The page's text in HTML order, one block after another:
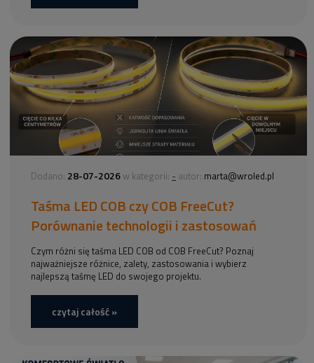
Dodano: 28-07-2026 w kategorii: - autor: marta@wroled.pl
Taśma LED COB czy COB FreeCut?
Porównanie technologii i zastosowań
Czym różni się taśma LED COB od COB FreeCut? Poznaj
najważniejsze różnice, zalety, zastosowania i wybierz
najlepszą taśmę LED do swojego projektu.
czytaj całość »